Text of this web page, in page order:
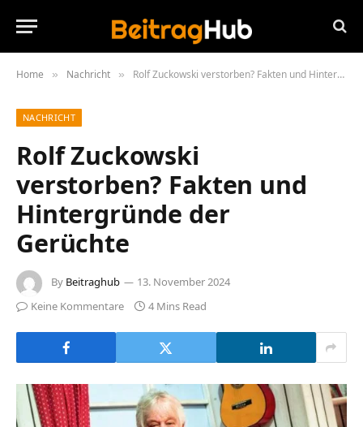
Home » Nachricht » Rolf Zuckowski verstorben? Fakten und Hintergründe der Gerüchte
NACHRICHT
Rolf Zuckowski
verstorben? Fakten und
Hintergründe der
Gerüchte
By Beitraghub
13. November 2024
Keine Kommentare
4 Mins Read